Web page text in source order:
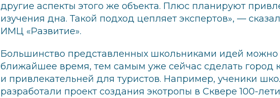
другие аспекты этого же объекта. Плюс планируют
изучения дна. Такой подход цепляет экспертов», —
ИМЦ «Развитие».
Большинство представленных школьниками идей можно
ближайшее время, тем самым уже сейчас сделать город
и привлекательней для туристов. Например, ученики
разработали проект создания экотропы в Сквере 100-